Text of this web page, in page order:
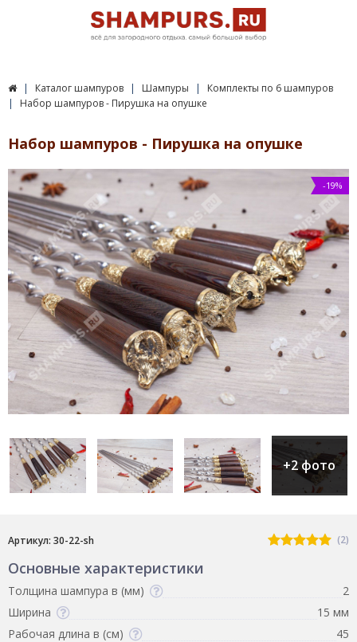
Каталог шампуров Шампуры
Комплекты по 6 шампуров
Набор шампуров - Пирушка на опушке
Набор шампуров - Пирушка на опушке
-19%
+2 фото
Артикул: 30-22-sh (2)
Основные характеристики
Толщина шампура в (мм)
2
Ширина
15 мм
Рабочая длина в (см)
45